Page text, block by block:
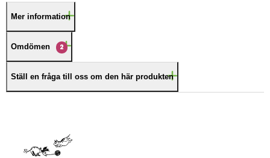
Mer information
Omdömen 2
Ställ en fråga till oss om den här produkten